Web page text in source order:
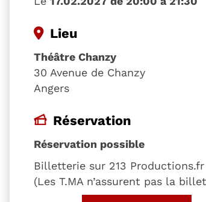
Lieu
Théâtre Chanzy
30 Avenue de Chanzy
Angers
Réservation
Réservation possible
Billetterie sur 213 Productions.fr
(Les T.MA n’assurent pas la